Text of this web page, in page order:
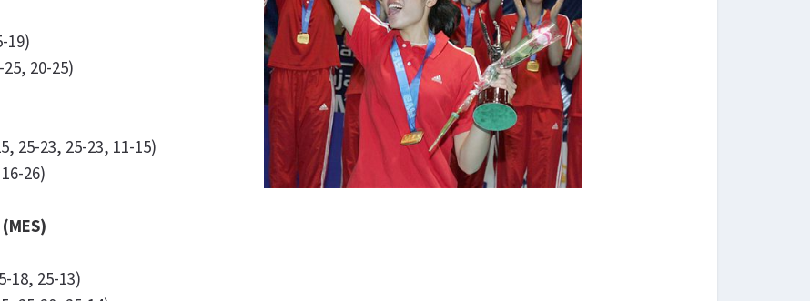
19)
20-25)
25-23, 25-23, 11-15)
26)
18, 25-13)